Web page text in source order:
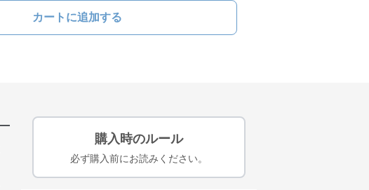
カートに追加する
購入時のルール
必ず購入前にお読みください。